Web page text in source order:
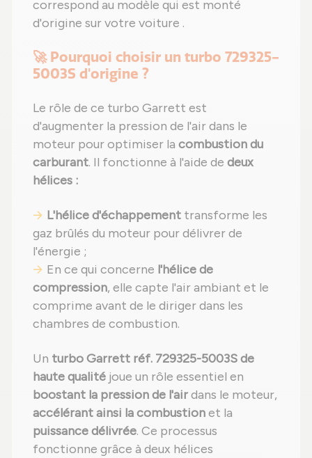
correspond au modèle qui est monté
d'origine sur votre voiture .
🚀 Pourquoi choisir un turbo 729325-
5003S d'origine ?
Le rôle de ce turbo Garrett est
d'augmenter la pression de l'air dans le
moteur pour optimiser la combustion du
carburant. Il fonctionne à l'aide de deux
hélices :
L'hélice d'échappement transforme les
gaz brûlés du moteur pour délivrer de
l'énergie ;
En ce qui concerne l'hélice de
compression, elle capte l'air ambiant et le
comprime avant de le diriger dans les
chambres de combustion.
Un turbo Garrett réf. 729325-5003S de
haute qualité joue un rôle essentiel en
boostant la pression de l'airdans le moteur,
accélérant ainsi la combustionet la
puissance délivrée. Ce processus
fonctionne grâce à deux hélices